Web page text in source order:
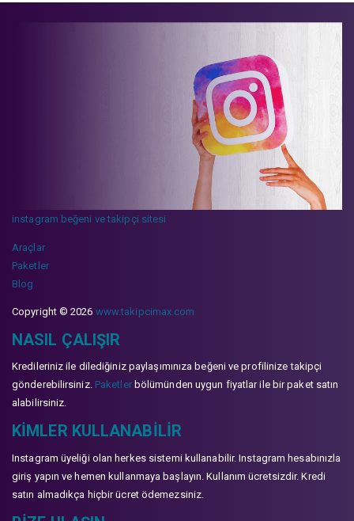
instagram beğeni ve takipçi sitesi
Araçlar
Paketler
Blog
Copyright © 2026 www.takipcimax.com
NASIL ÇALIŞIR
Kredileriniz ile dilediğiniz paylaşımınıza beğeni ve profilinize takipçi
gönderebilirsiniz. Paketlerbölümünden uygun fiyatlar ile bir paket satın
alabilirsiniz.
KIMLER KULLANABILIR
Instagram üyeliği olan herkes sistemi kullanabilir. Instagram hesabınızla
giriş yapın ve hemen kullanmaya başlayın. Kullanım ücretsizdir. Kredi
satın almadıkça hiçbir ücret ödemezsiniz.